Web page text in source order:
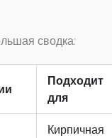
сводка:
Подходит
для
Кирпичная